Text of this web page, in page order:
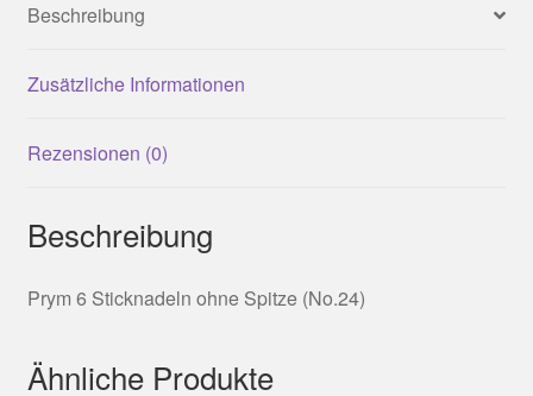
Beschreibung
Zusätzliche Informationen
Rezensionen (0)
Beschreibung
Prym 6 Sticknadeln ohne Spitze (No.24)
Ähnliche Produkte